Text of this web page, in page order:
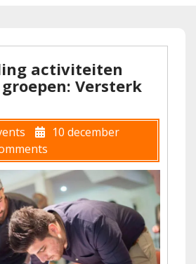
activiteiten
Versterk
10 december